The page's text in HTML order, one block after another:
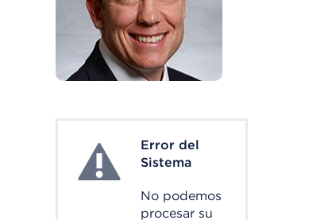
System ErrorError del
Sistema
No podemos
procesar su